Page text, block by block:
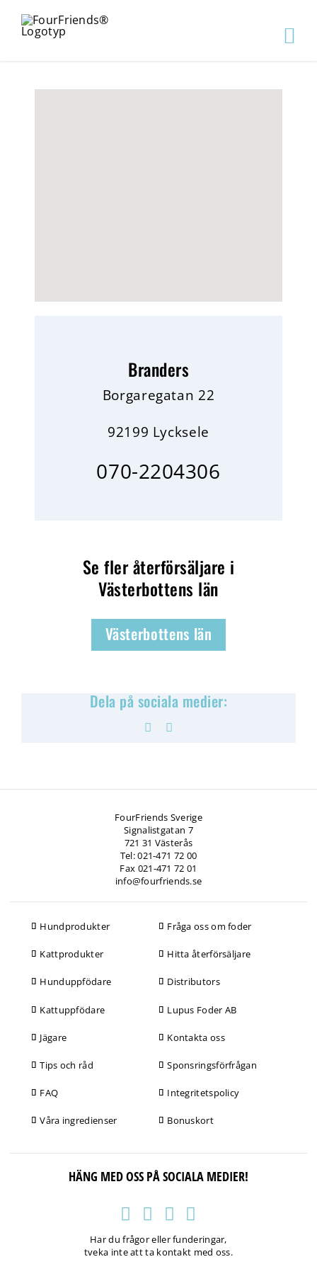
Branders
Borgaregatan 22
92199 Lycksele
070-2204306
Se fler återförsäljare i
Västerbottens län
Västerbottens län
Dela på sociala medier:
Facebook
FourFriends Sverige
Signalistgatan 7
721 31 Västerås
Tel: 021-471 72 00
Fax 021-471 72 01
info@fourfriends.se
Hundprodukter
Kattprodukter
Hunduppfödare
Kattuppfödare
Jägare
Tips och råd
FAQ
Våra ingredienser
Fråga oss om foder
Hitta återförsäljare
Distributors
Lupus Foder AB
Kontakta oss
Sponsringsförfrågan
Integritetspolicy
Bonuskort
HÄNG MED OSS PÅ SOCIALA MEDIER!
Har du frågor eller funderingar,
tveka inte att ta kontakt med oss.